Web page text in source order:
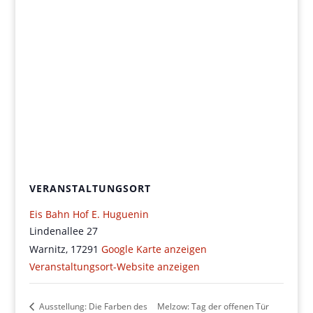
VERANSTALTUNGSORT
Eis Bahn Hof E. Huguenin
Lindenallee 27
Warnitz, 17291 Google Karte anzeigen
Veranstaltungsort-Website anzeigen
Ausstellung: Die Farben des Melzow: Tag der offenen Tür